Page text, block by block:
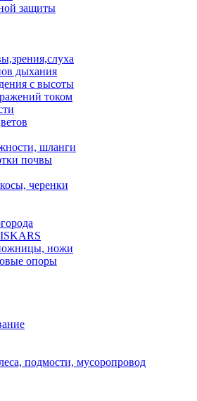
защиты
дыхания
с высоты
током
шланги
почвы
черенки
ножи
опоры
подмости, мусоропровод